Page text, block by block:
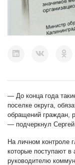
— До конца года
поселке округа,
обращений граждан,
— подчеркнул
На личном контроле
которые поступают в
руководителю